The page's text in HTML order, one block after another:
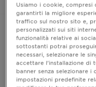
Dove acquistare
Informazioni
CLOSE SUBPANEL
Usiamo i cookie,
garantirti la migliore
traffico sul nostro sito e,
personalizzati sui siti
funzionalità relative ai
sottostanti potrai
necessari, selezionare le
accettare l’installazione di
banner senza selezionare i
impostazioni predefinite